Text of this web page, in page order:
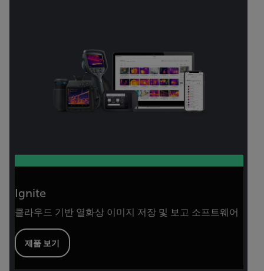
Ignite
클라우드 기반 열화상 이미지 저장 및 보고 소프트웨어
제품 보기